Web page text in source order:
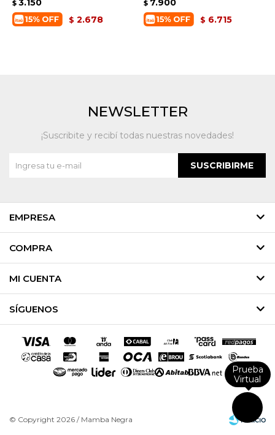
$ 3.150
$ 2.678
$ 7.900
$ 6.715
EMPRESA
COMPRA
MI CUENTA
SÍGUENOS
NEWSLETTER
¡Suscribite y recibí todas nuestras novedades!
SUSCRIBIRME
© Copyright 2026 / Mamba Negra
Prueba
Virtual